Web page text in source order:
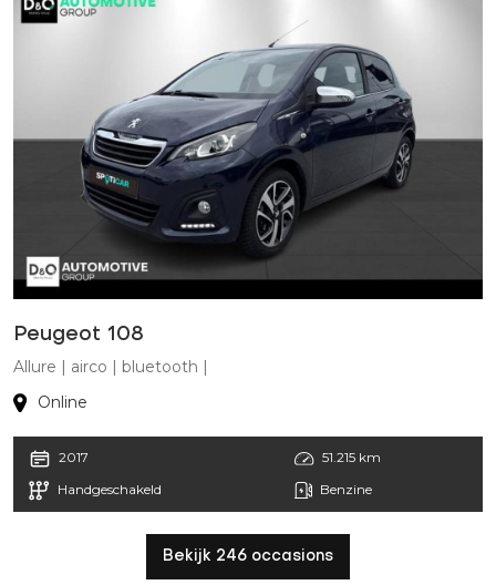
Peugeot 108
Allure | airco | bluetooth |
Online
2017
51.215 km
Handgeschakeld
Benzine
Bekijk 246 occasions